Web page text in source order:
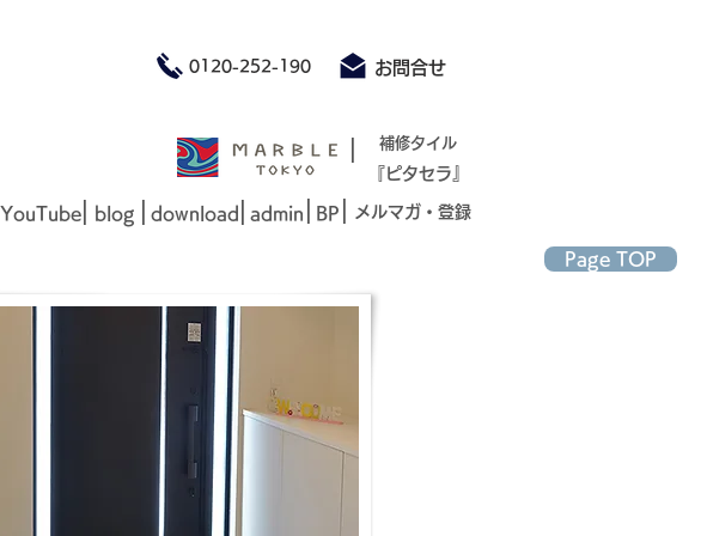
0120-252-190
お問合せ
| 補修タイル
『ピタセラ』
YouTube| blog | download |
BP
| admin | メルマガ・登録
Page TOP